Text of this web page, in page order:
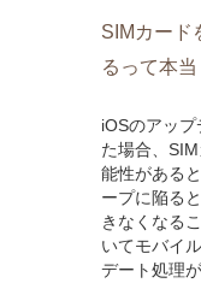
SIMカード
るって本当
iOSのアッ
た場合、
能性がある
ープに陥る
きなくなる
いてモバイ
デート処理